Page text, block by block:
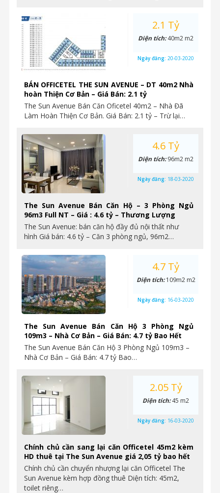
BÁN OFFICETEL THE SUN AVENUE – DT 40m2 Nhà
hoàn Thiện Cơ Bản – Giá Bán: 2.1 tỷ
The Sun Avenue Bán Căn Oficetel 40m2 – Nhà Đã
Làm Hoàn Thiện Cơ Bản. Giá Bán: 2.1 tỷ – Trừ lại…
2.1 Tỷ
Diện tích:40m2 m2
Ngày đăng: 20-03-2020
The Sun Avenue Bán Căn Hộ – 3 Phòng Ngủ
96m3 Full NT – Giá : 4.6 tỷ – Thương Lượng
The Sun Avenue: bán căn hộ đầy đủ nội thất như
hình Giá bán: 4.6 tỷ – Căn 3 phòng ngủ, 96m2…
4.6 Tỷ
Diện tích:96m2 m2
Ngày đăng: 18-03-2020
The Sun Avenue Bán Căn Hộ 3 Phòng Ngủ
109m3 – Nhà Cơ Bản – Giá Bán: 4.7 tỷ Bao Hết
The Sun Avenue Bán Căn Hộ 3 Phòng Ngủ 109m3 –
Nhà Cơ Bản – Giá Bán: 4.7 tỷ Bao…
4.7 Tỷ
Diện tích:109m2 m2
Ngày đăng: 16-03-2020
Chính chủ cần sang lại căn Officetel 45m2 kèm
HD thuê tại The Sun Avenue giá 2,05 tỷ bao hết
Chính chủ cần chuyển nhượng lại căn Officetel The
Sun Avenue kèm hợp đồng thuê Diện tích: 45m2,
toilet riêng…
2.05 Tỷ
Diện tích:45 m2
Ngày đăng: 16-03-2020